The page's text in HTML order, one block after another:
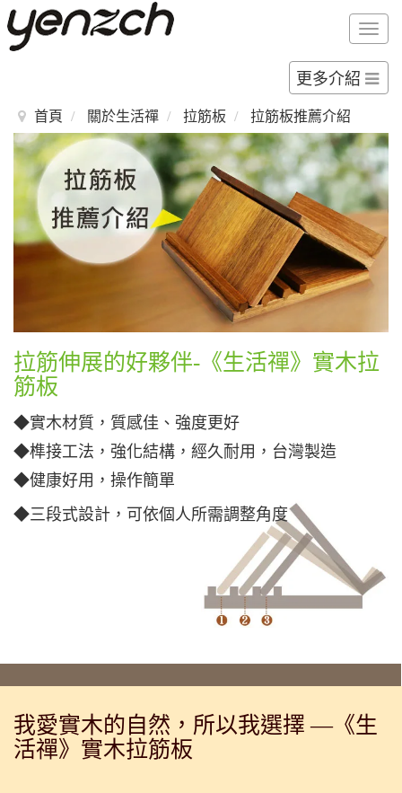
更多介紹
首頁 關於生活禪 拉筋板 拉筋板推薦介紹
拉筋伸展的好夥伴-《生活禪》實木拉
筋板
◆實木材質，質感佳、強度更好
◆榫接工法，強化結構，經久耐用，台灣製造
◆健康好用，操作簡單
◆三段式設計，可依個人所需調整角度
我愛實木的自然，所以我選擇 —《生
活禪》實木拉筋板